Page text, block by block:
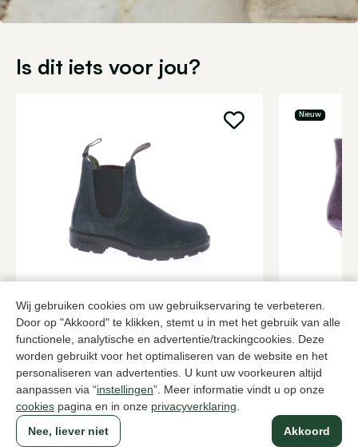
Wij gebruiken cookies om uw gebruikservaring te verbeteren.
Door op "Akkoord" te klikken, stemt u in met het gebruik van alle
functionele, analytische en advertentie/trackingcookies. Deze
worden gebruikt voor het optimaliseren van de website en het
personaliseren van advertenties. U kunt uw voorkeuren altijd
aanpassen via “instellingen”. Meer informatie vindt u op onze
cookies pagina en in onze privacyverklaring
Akkoord
Nee, liever niet
Is dit iets voor jou?
Blauwe enkellaarzen dames
185,00 2 kleuren
Nieuw
Bruine
385,00
Naar alle producten